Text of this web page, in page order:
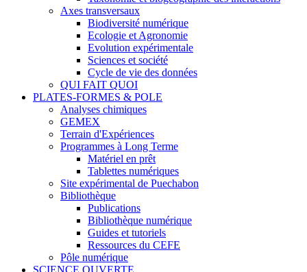
Axes transversaux
Biodiversité numérique
Ecologie et Agronomie
Evolution expérimentale
Sciences et société
Cycle de vie des données
QUI FAIT QUOI
PLATES-FORMES & POLE
Analyses chimiques
GEMEX
Terrain d'Expériences
Programmes à Long Terme
Matériel en prêt
Tablettes numériques
Site expérimental de Puechabon
Bibliothèque
Publications
Bibliothèque numérique
Guides et tutoriels
Ressources du CEFE
Pôle numérique
SCIENCE OUVERTE